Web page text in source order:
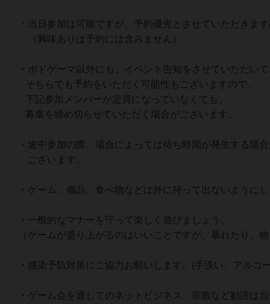
・当日参加は可能ですが、予約優先とさせていただきま
（興味ありは予約には含みません）
・ボドゲーマ以外にも、イベント告知をさせていただい
そちらでも予約をいただく可能性もございますので、
下記参加メンバーが定員になっていなくても、
募集を締め切らせていただく場合がございます。
・途中参加の際、場合によっては待ち時間が発生する場
ございます。
・ゲーム、備品、食べ物などは外に持って出ないように
・一般的なマナーを守って楽しく遊びましょう。
（ゲームが盛り上がるのはいいことですが、暴れたり、
・感染予防対策にご協力お願いします。(手洗い、アルコ
・ゲーム会を通してのネットビジネス、宗教など勧誘は